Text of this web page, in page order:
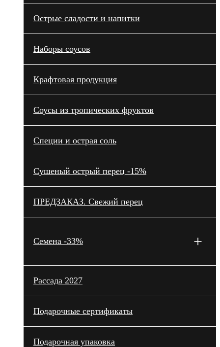
Острые сладости и напитки
Наборы соусов
Крафтовая продукция
Cоусы из тропических фруктов
Специи и острая соль
Сушеный острый перец -15%
ПРЕДЗАКАЗ. Свежий перец
Семена -33% +
Рассада 2027
Подарочные сертификаты
Подарочная упаковка